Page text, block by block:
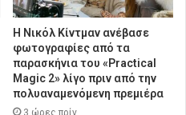
Η Νικόλ Κίντμαν ανέβασε
φωτογραφίες από τα
παρασκήνια του «Practical
Magic 2» λίγο πριν από την
πολυαναμενόμενη πρεμιέρα
3 ώρες πρίν